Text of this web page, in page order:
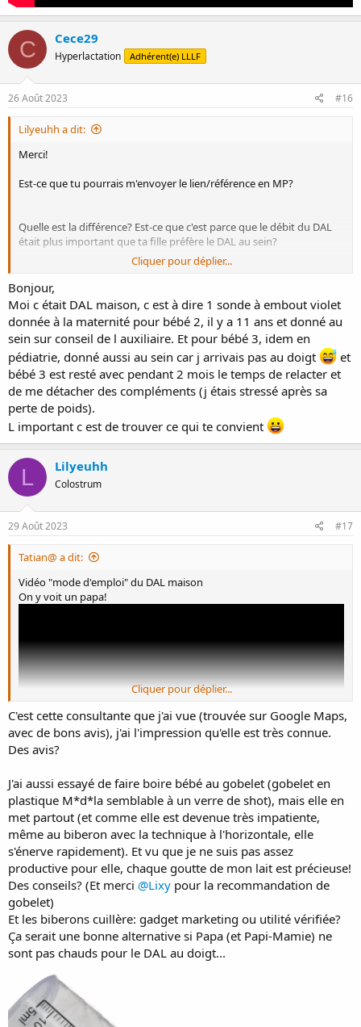
C Cece29
Hyperlactation Adhérent(e) LLLF
26 Août 2023 #16
Lilyeuhh a dit:
Merci!
Est-ce que tu pourrais m'envoyer le lien/référence en MP?
Quelle est la différence? Est-ce que c'est parce que le débit du DAL
était plus important que ta fille préfère le DAL au sein?
Je suis en train de me renseigner, il y a tellement de sites marchands
où on peut le louer que je m'y perds un peu... Mais je reviendrai faire
un compte-rendu!
Cliquer pour déplier...
Bonjour,
Moi c était DAL maison, c est à dire 1 sonde à embout violet
donnée à la maternité pour bébé 2, il y a 11 ans et donné au
sein sur conseil de l auxiliaire. Et pour bébé 3, idem en
pédiatrie, donné aussi au sein car j arrivais pas au doigt
et
bébé 3 est resté avec pendant 2 mois le temps de relacter et
de me détacher des compléments (j étais stressé après sa
perte de poids).
L important c est de trouver ce qui te convient
L Lilyeuhh
Colostrum
29 Août 2023 #17
Tatian@ a dit:
Vidéo "mode d'emploi" du DAL maison
On y voit un papa!
Cliquer pour déplier...
C'est cette consultante que j'ai vue (trouvée sur Google Maps,
avec de bons avis), j'ai l'impression qu'elle est très connue.
Des avis?
J'ai aussi essayé de faire boire bébé au gobelet (gobelet en
plastique M*d*la semblable à un verre de shot), mais elle en
met partout (et comme elle est devenue très impatiente,
même au biberon avec la technique à l'horizontale, elle
s'énerve rapidement). Et vu que je ne suis pas assez
productive pour elle, chaque goutte de mon lait est précieuse!
Des conseils? (Et merci @Lixy pour la recommandation de
gobelet)
Et les biberons cuillère: gadget marketing ou utilité vérifiée?
Ça serait une bonne alternative si Papa (et Papi-Mamie) ne
sont pas chauds pour le DAL au doigt...